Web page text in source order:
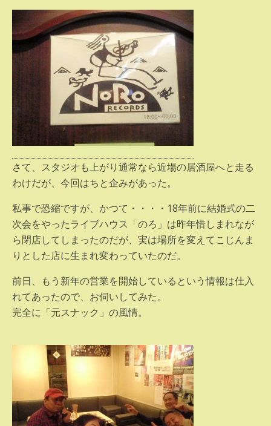
さて、スタジオも上がり通常なら近場の居酒屋へと走る
わけだが、今回はちと企みがあった。
私事で恐縮ですが、かつて・・・・18年前に結婚式の二
次会をやったライブハウス「のろ」は昨年惜しまれなが
ら閉店してしまったのだが、実は場所を変えてこじんま
りとした店に生まれ変わっていたのだ。
前日、もう新年の営業を開始しているという情報は仕入
れてあったので、お伺いしてみた。
完全に「元スナック」の風情。